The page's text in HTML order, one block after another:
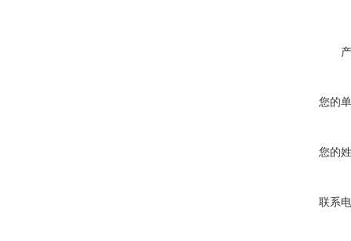
您的
您的
联系